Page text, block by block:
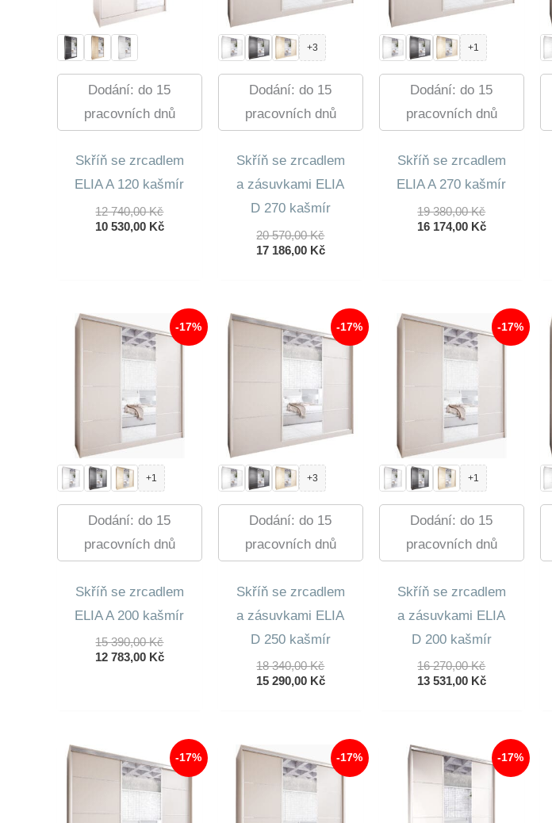
Dodání: do 15
pracovních dnů
Skříň se zrcadlem
ELIA A 120 kašmír
12 740,00KčPůvodní
Cena
10 530,00 KčAktuální
+3
Dodání: do 15
pracovních dnů
Skříň se zrcadlem
a zásuvkami ELIA
D 270 kašmír
20 570,00KčPůvodní
Cena
17 186,00 KčAktuální
186,00 Kč.
+1
Dodání: do 15
pracovních dnů
Skříň se zrcadlem
ELIA A 270 kašmír
19 380,00KčPůvodní
Cena
16 174,00 KčAktuální
-17%
+1
Dodání: do 15
pracovních dnů
Skříň se zrcadlem
ELIA A 200 kašmír
15 390,00KčPůvodní
Cena
12 783,00 KčAktuální
-17%
+3
Dodání: do 15
pracovních dnů
Skříň se zrcadlem
a zásuvkami ELIA
D 250 kašmír
18 340,00KčPůvodní
Cena
15 290,00 KčAktuální
290,00 Kč.
-17%
+1
Dodání: do 15
pracovních dnů
Skříň se zrcadlem
a zásuvkami ELIA
D 200 kašmír
16 270,00KčPůvodní
Cena
13 531,00 KčAktuální
531,00 Kč.
-17% -17% -17%